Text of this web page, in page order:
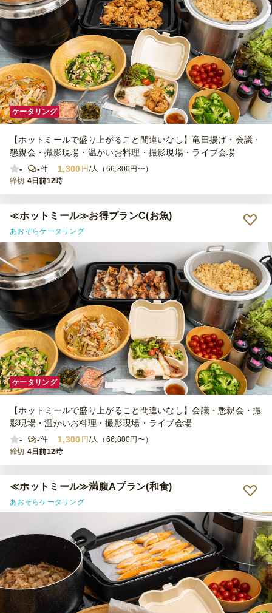
ケータリング
【ホットミールで盛り上がること間違いなし】竜田揚げ・会議・
懇親会・撮影現場・温かいお料理・撮影現場・ライブ会場
-
-件 1,300 円 /人（66,800円〜）
締切 4日前12時
≪ホットミール≫お得プランC(お魚)
あおぞらケータリング
ケータリング
【ホットミールで盛り上がること間違いなし】会議・懇親会・撮
影現場・温かいお料理・撮影現場・ライブ会場
-
-件 1,300 円 /人（66,800円〜）
締切 4日前12時
≪ホットミール≫満腹Aプラン(和食)
あおぞらケータリング